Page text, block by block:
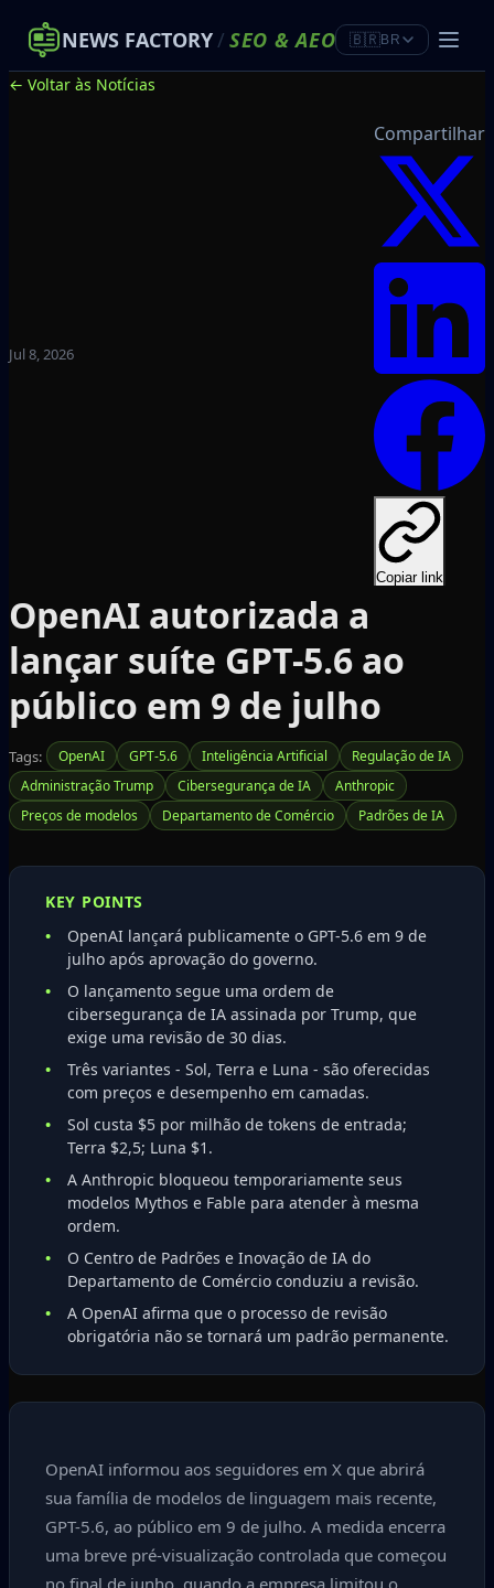
NEWS FACTORY/ SEO &AEO 🇧🇷BR
← Voltar às Notícias
Jul 8, 2026
Compartilhar
Copiar link
OpenAI autorizada a
lançar suíte GPT-5.6 ao
público em 9 de julho
Tags: OpenAI GPT-5.6 Inteligência Artificial
Regulação de IA
Administração Trump
Cibersegurança de IA
Anthropic
Preços de modelos
Departamento de Comércio Padrões de IA
KEY POINTS
OpenAI lançará publicamente o GPT-5.6 em 9 de
julho após aprovação do governo.
O lançamento segue uma ordem de
cibersegurança de IA assinada por Trump, que
exige uma revisão de 30 dias.
Três variantes - Sol, Terra e Luna - são oferecidas
com preços e desempenho em camadas.
Sol custa $5 por milhão de tokens de entrada;
Terra $2,5; Luna $1.
A Anthropic bloqueou temporariamente seus
modelos Mythos e Fable para atender à mesma
ordem.
O Centro de Padrões e Inovação de IA do
Departamento de Comércio conduziu a revisão.
A OpenAI afirma que o processo de revisão
obrigatória não se tornará um padrão permanente.
OpenAI informou aos seguidores em X que abrirá
sua família de modelos de linguagem mais recente,
GPT-5.6, ao público em 9 de julho. A medida encerra
uma breve pré-visualização controlada que começou
no final de junho, quando a empresa limitou o